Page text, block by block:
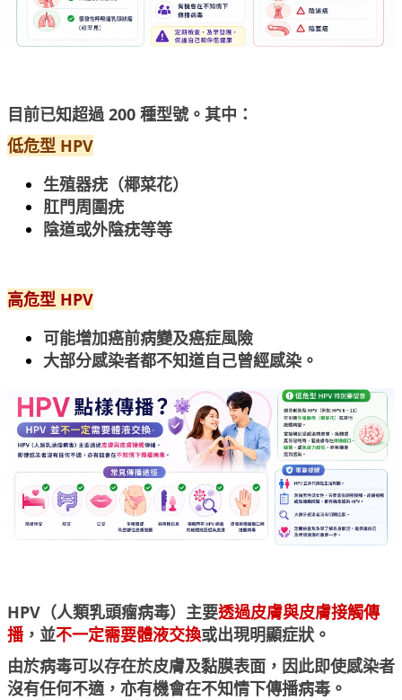
目前已知超過 200 種型號。其中：
低危型 HPV
生殖器疣（椰菜花）
肛門周圍疣
陰道或外陰疣等等
高危型 HPV
可能增加癌前病變及癌症風險
大部分感染者都不知道自己曾經感染。
HPV（人類乳頭瘤病毒）主要透過皮膚與皮膚接觸傳
播，並不一定需要體液交換或出現明顯症狀。
由於病毒可以存在於皮膚及黏膜表面，因此即使感染者
沒有任何不適，亦有機會在不知情下傳播病毒。